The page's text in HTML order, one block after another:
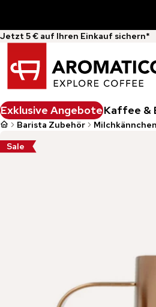
Jetzt 5 € auf Ihren Einkauf sichern*
Exklusive AngeboteKaffee &
Barista Zubehör Milchkännchen
Sale